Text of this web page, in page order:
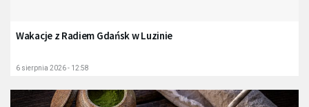
Wakacje z Radiem Gdańsk w Luzinie
6 sierpnia 2026 - 12:58